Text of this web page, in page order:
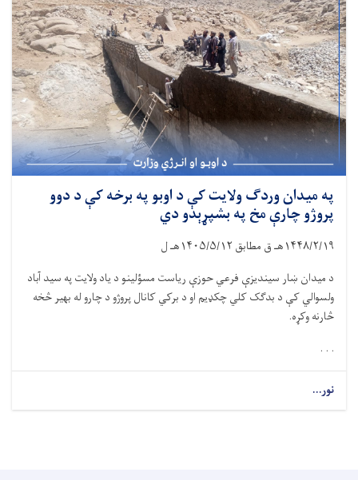
په میدان وردګ ولایت کې د اوبو په برخه کې د دوو
پروژو چارې مخ په بشپړېدو دي
۱۴۴۸/۲/۱۹هـ ق مطابق ۱۴۰۵/۵/۱۲هـ ل
د میدان ښار سیندیزې فرعي حوزې ریاست مسؤلینو د یاد ولایت په سید آباد
ولسوالي کې د بدګک کلي چکډیم او د برکي کانال پروژو د چارو له بهیر څخه
څارنه وکړه.
. . .
نور...